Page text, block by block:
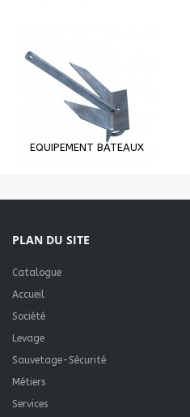
EQUIPEMENT BATEAUX
PLAN DU SITE
Catalogue
Accueil
Société
Levage
Sauvetage-Sécurité
Métiers
Services